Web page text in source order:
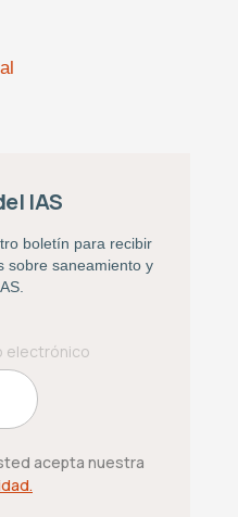
IAS
boletín para recibir
sobre saneamiento y
acepta nuestra